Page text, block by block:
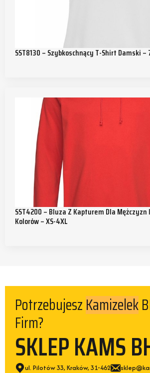
SST8130 – Szybkoschnący T-Shirt Damski –
SST4200 – Bluza Z Kapturem Dla Mężczyzn
Kolorów – XS-4XL
PotrzebujeszKamizelek
Firm?
SKLEP KAMS
ul. Pilotów 33, Kraków, 31-462